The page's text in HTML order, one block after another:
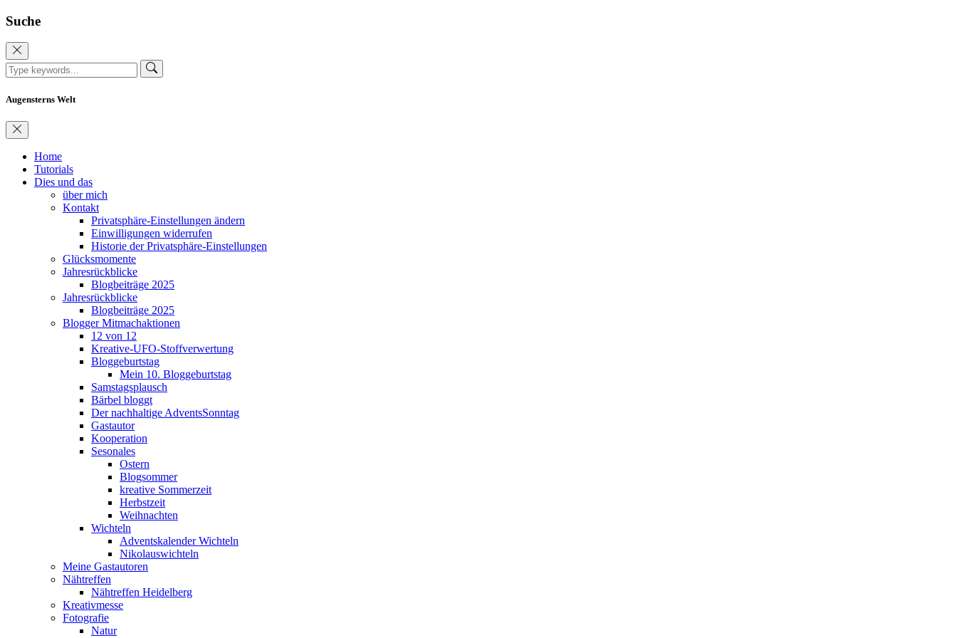
Suche
Augensterns Welt
Home
Tutorials
Dies und das
über mich
Kontakt
Privatsphäre-Einstellungen ändern
Einwilligungen widerrufen
Historie der Privatsphäre-Einstellungen
Glücksmomente
Jahresrückblicke
Blogbeiträge 2025
Jahresrückblicke
Blogbeiträge 2025
Blogger Mitmachaktionen
12 von 12
Kreative-UFO-Stoffverwertung
Bloggeburtstag
Mein 10. Bloggeburtstag
Samstagsplausch
Bärbel bloggt
Der nachhaltige AdventsSonntag
Gastautor
Kooperation
Sesonales
Ostern
Blogsommer
kreative Sommerzeit
Herbstzeit
Weihnachten
Wichteln
Adventskalender Wichteln
Nikolauswichteln
Meine Gastautoren
Nähtreffen
Nähtreffen Heidelberg
Kreativmesse
Fotografie
Natur